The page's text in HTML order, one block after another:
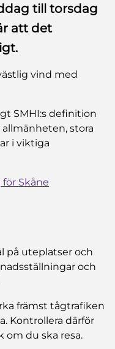
till torsdag
att det
vind med
SMHI:s definition
stora
i viktiga
för Skåne
på uteplatser och
och
främst tågtrafiken
Kontrollera därför
om du ska resa.